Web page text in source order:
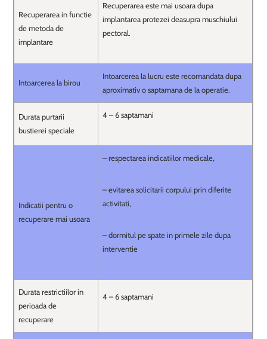
Recuperarea in functie
de metoda de
implantare
Recuperarea este mai usoara dupa
implantarea protezei deasupra muschiului
pectoral.
Intoarcerea la birou
Intoarcerea la lucru este recomandata dupa
aproximativ o saptamana de la operatie.
Durata purtarii
bustierei speciale
4 – 6 saptamani
Indicatii pentru o
recuperare mai usoara
– respectarea indicatiilor medicale,
– evitarea solicitarii corpului prin diferite
activitati,
– dormitul pe spate in primele zile dupa
interventie
Durata restrictiilor in
perioada de
recuperare
4 – 6 saptamani